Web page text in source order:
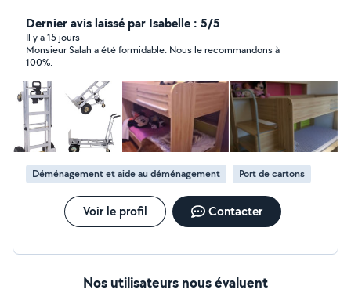
Dernier avis laissé par Isabelle : 5/5
Il y a 15 jours
Monsieur Salah a été formidable. Nous le recommandons à
100%.
Déménagement et aide au déménagement Port de cartons
Voir le profil Contacter
Nos utilisateurs nous évaluent